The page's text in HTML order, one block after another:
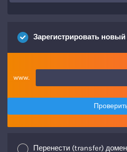
Зарегистрировать
www.
Перенести (transfer) домен